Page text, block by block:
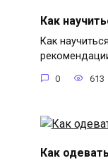
Как
Как
0 613
Как